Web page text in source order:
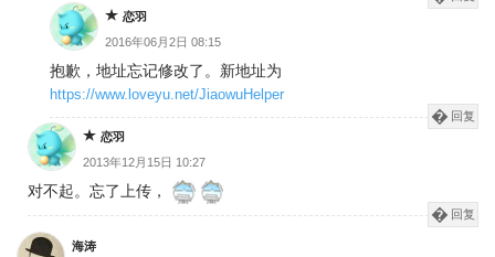
恋羽
2016年06月2日 08:15
抱歉，地址忘记修改了。新地址为
https://www.loveyu.net/JiaowuHelper
回复
恋羽
2013年12月15日 10:27
对不起。忘了上传，
回复
海涛